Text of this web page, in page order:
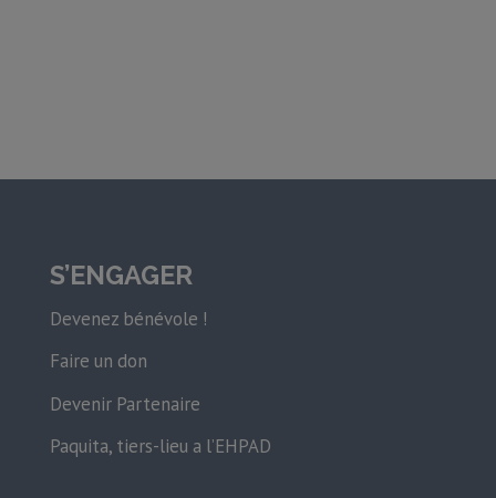
S’ENGAGER
Devenez bénévole !
Faire un don
Devenir Partenaire
Paquita, tiers-lieu a l’EHPAD